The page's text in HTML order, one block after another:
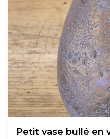
Petit vase bullé en